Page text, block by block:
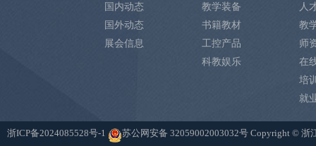
国内动态
国外动态
展会信息
教学装备
书籍教材
工控产品
科教娱乐
人
教
师
在
培
就
浙ICP备2024085528号-1 苏公网安备 32059002003032号 Copyright ©